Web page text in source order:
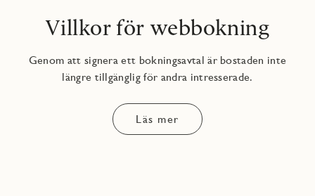
Villkor för webbokning
Genom att signera ett bokningsavtal är bostaden inte
längre tillgänglig för andra intresserade.
Läs mer